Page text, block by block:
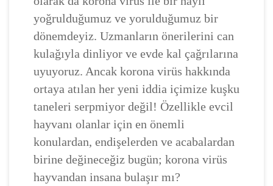
yoğrulduğumuz ve yorulduğumuz bir
dönemdeyiz. Uzmanların önerilerini can
kulağıyla dinliyor ve evde kal çağrılarına
uyuyoruz. Ancak korona virüs hakkında
ortaya atılan her yeni iddia içimize kuşku
taneleri serpmiyor değil! Özellikle evcil
hayvanı olanlar için en önemli
konulardan, endişelerden ve acabalardan
birine değineceğiz bugün; korona virüs
hayvandan insana bulaşır mı?